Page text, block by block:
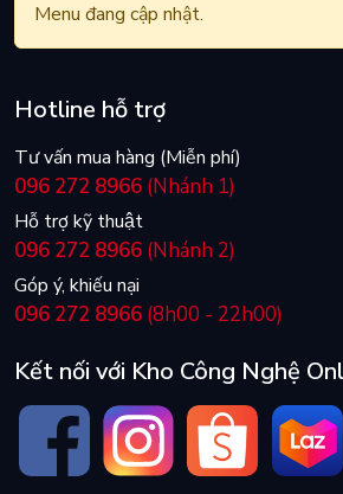
Menu đang cập nhật.
Hotline hỗ trợ
Tư vấn mua hàng (Miễn phí)
096 272 8966 (Nhánh 1)
Hỗ trợ kỹ thuật
096 272 8966 (Nhánh 2)
Góp ý, khiếu nại
096 272 8966 (8h00 - 22h00)
Kết nối với Kho Công Nghệ